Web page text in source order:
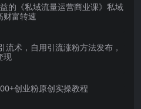
的《私域流量运营商业课》私域
财富转速
流术，自用引流涨粉方法发布，
现
创业粉原创实操教程